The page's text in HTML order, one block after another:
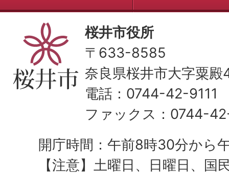
桜井市役所
〒633-8585
奈良県桜井市大字粟
電話：0744-42-9111
ファックス：0744-
開庁時間：午前8時30分から
【注意】土曜日、日曜日、国